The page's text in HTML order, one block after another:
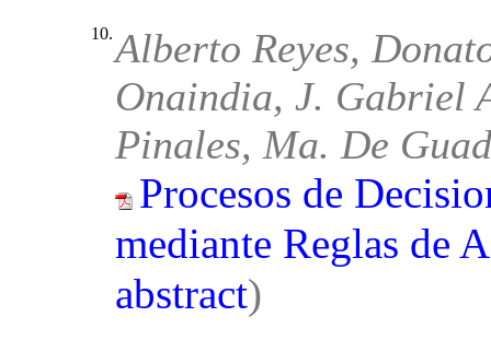
10.Alberto Reyes,
Onaindia, J. Gabriel
Pinales, Ma. De
Procesos de
mediante Reglas de
abstract)